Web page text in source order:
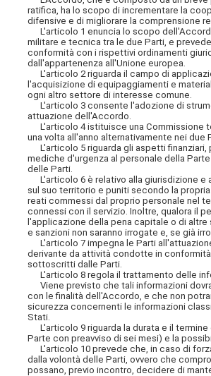
ratifica, ha lo scopo di incrementare la
difensive e di migliorare la comprensione
L'articolo 1 enuncia lo scopo
militare e tecnica tra le due Parti, e
conformità con i rispettivi ordinamenti
dall'appartenenza all'Unione europea.
L'articolo 2 riguarda il campo di
l'acquisizione di equipaggiamenti e
ogni altro settore di interesse comune.
L'articolo 3 consente l'adozione di
attuazione dell'Accordo.
L'articolo 4 istituisce una Commissione
una volta all'anno alternativamente nei due
L'articolo 5 riguarda gli aspetti finanziari,
mediche d'urgenza al personale della
delle Parti.
L'articolo 6 è relativo alla giurisdizione e
sul suo territorio e puniti secondo la
reati commessi dal proprio personale nel
connessi con il servizio. Inoltre, qualora il
l'applicazione della pena capitale o di
e sanzioni non saranno irrogate e, se già
L'articolo 7 impegna le Parti
derivante da attività condotte in
sottoscritti dalle Parti.
L'articolo 8 regola il trattamento delle
Viene previsto che tali informazioni
con le finalità dell'Accordo, e che non
sicurezza concernenti le informazioni
Stati.
L'articolo 9 riguarda la durata e il
Parte con preavviso di sei mesi) e la
L'articolo 10 prevede che, in caso di
dalla volontà delle Parti, ovvero che
possano, previo incontro, decidere di